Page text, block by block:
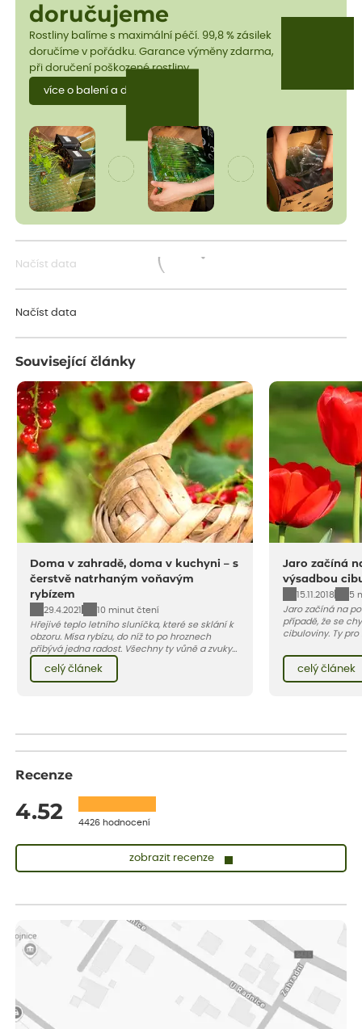
doručujeme
Rostliny balíme s maximální péčí. 99,8 % zásilek
doručíme v pořádku. Garance výměny zdarma,
při doručení poškozené rostliny.
více o balení a dopravě
Načíst data
Načíst data
Související články
Doma v zahradě, doma v kuchyni – s
čerstvě natrhaným voňavým
rybízem
29.4.2021
10 minut čtení
Hřejivé teplo letního sluníčka, které se sklání k
obzoru. Mísa rybízu, do níž to po hroznech
přibývá jedna radost. Všechny ty vůně a zvuky
červencové zahrady. Sklizeň rybízu do kuchyně
vnese neuvěřitelný klid a radost. A taky trochu
bezstarostnosti dětství při mlsání babiččina
celý článek
Jaro začíná
výsadbou
15.11.2018
5
Jaro začíná na
případě, že se
cibuloviny. Ty
přibližně v
začínáme s
podzim 2018 –
celý článek
Recenze
4.52 4426 hodnocení
zobrazit recenze
Vše přišlo velice rychle krásně zabalené. Rostlinky po přesazení
velice dobře prospívají
Jarda
Dobrý den, byli jsme spokojeni